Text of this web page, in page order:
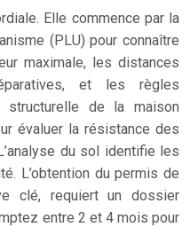
Elle commence par la
(PLU) pour connaître
maximale, les distances
et les règles
structurelle de la maison
évaluer la résistance des
du sol identifie les
L’obtention du permis de
clé, requiert un dossier
entre 2 et 4 mois pour